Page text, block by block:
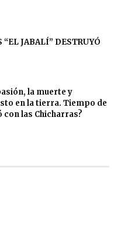
“EL JABALÍ” DESTRUYÓ
la muerte y
en la tierra. Tiempo de
con las Chicharras?